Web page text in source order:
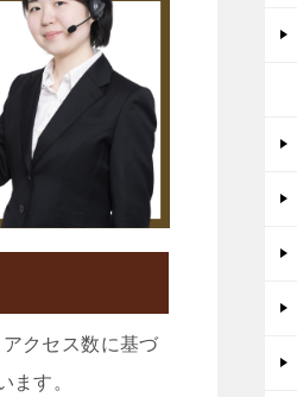
クセス数に基づ
ます。